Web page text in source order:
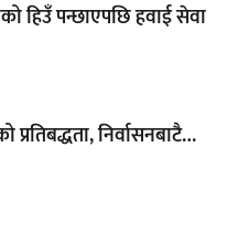
हिउँ पन्छाएपछि हवाई सेवा
निर्वासनबाटै…